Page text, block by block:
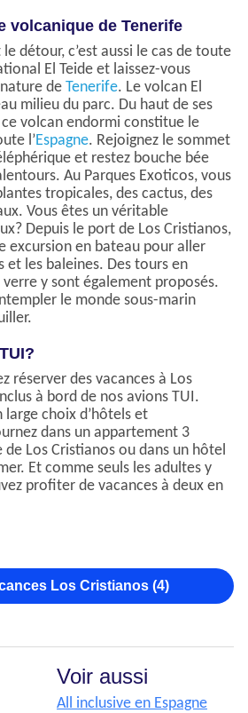
volcanique de Tenerife
détour, c’est aussi le cas de toute
El Teide et laissez-vous
de Tenerife. Le volcan El
milieu du parc. Du haut de ses
volcan endormi constitue le
l’Espagne. Rejoignez le sommet
et restez bouche bée
Au Parques Exoticos, vous
tropicales, des cactus, des
Vous êtes un véritable
Depuis le port de Los Cristianos,
excursion en bateau pour aller
et les baleines. Des tours en
y sont également proposés.
le monde sous-marin
réserver des vacances à Los
à bord de nos avions TUI.
choix d’hôtels et
dans un appartement 3
Los Cristianos ou dans un hôtel
Et comme seuls les adultes y
profiter de vacances à deux en
Los Cristianos (4)
Voir aussi
All inclusive en Espagne